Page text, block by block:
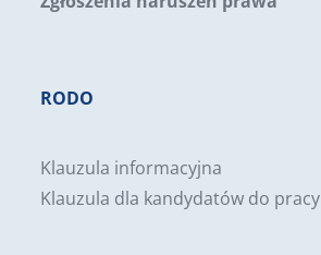
RODO
Klauzula informacyjna
Klauzula dla kandydatów do pracy